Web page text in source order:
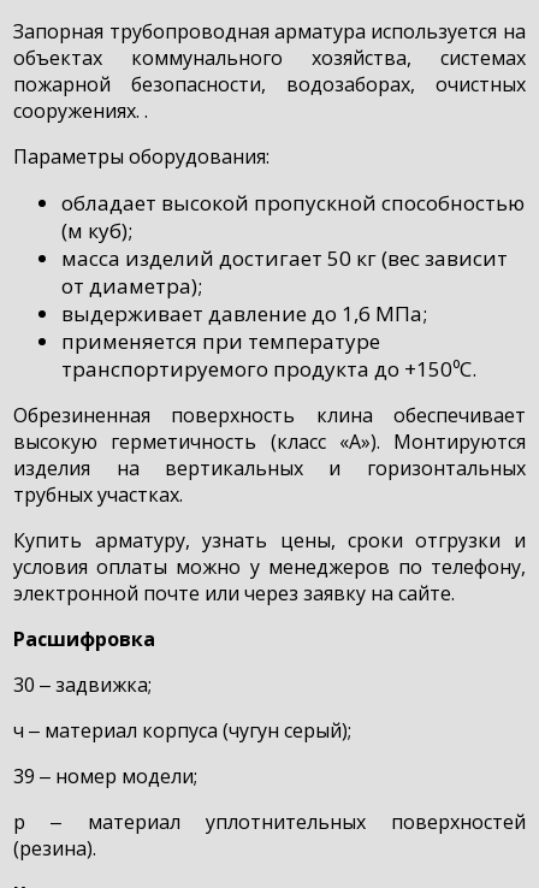
Запорная трубопроводная арматура используется на
объектах коммунального хозяйства, системах
пожарной безопасности, водозаборах, очистных
сооружениях. .
Параметры оборудования:
обладает высокой пропускной способностью
(м куб);
масса изделий достигает 50 кг (вес зависит
от диаметра);
выдерживает давление до 1,6 МПа;
применяется при температуре
транспортируемого продукта до +150⁰C.
Обрезиненная поверхность клина обеспечивает
высокую герметичность (класс «А»). Монтируются
изделия на вертикальных и горизонтальных
трубных участках.
Купить арматуру, узнать цены, сроки отгрузки и
условия оплаты можно у менеджеров по телефону,
электронной почте или через заявку на сайте.
Расшифровка
30 ‒ задвижка;
ч ‒ материал корпуса (чугун серый);
39 ‒ номер модели;
р ‒ материал уплотнительных поверхностей
(резина).